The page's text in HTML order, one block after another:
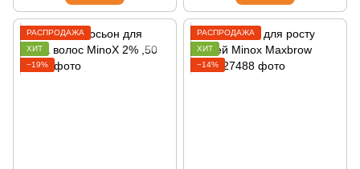
РАСПРОДАЖА
ХИТ
−19%
РАСПРОДАЖА
ХИТ
−14%